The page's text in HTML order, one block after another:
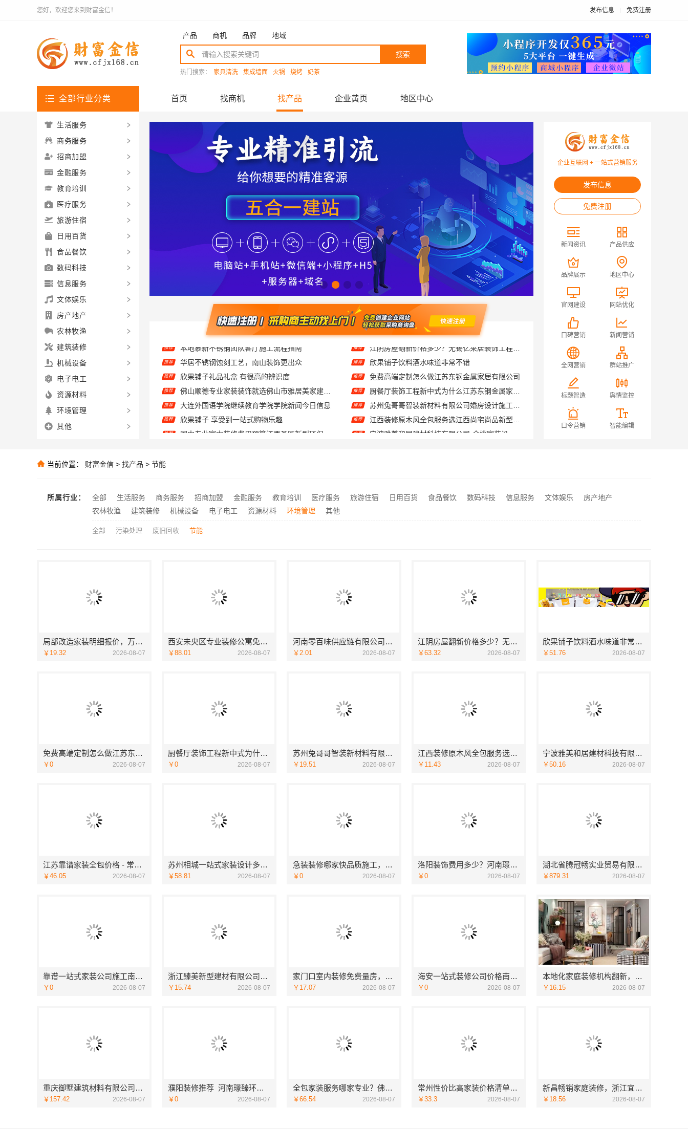
您好，欢迎您来到财富金信！ 发布信息 免费注册
产品 商机 品牌 地域
搜索
热门搜索： 家具清洗 集成墙面 火锅 烧烤 奶茶
全部行业分类 首页 找商机 找产品 企业黄页 地区中心
推荐 华居不锈钢蚀刻工艺，南山装饰更出众
推荐 欣果铺子礼品礼盒 有很高的辨识度
推荐
推荐 大连外国语学院继续教育学院学院新闻今日信息
推荐 欣果铺子 享受到一站式购物乐趣
推荐 国内专业室内装修费用预算江西圣匠新型环保
推荐 湖南美学筑家建材：0增项闭口合同局部改造专家
推荐
慕新不锈钢全案设计卫生间304材质
推荐 本地慕新不锈钢团队客厅施工流程指南
推荐 欣果铺子饮料酒水味道非常不错
推荐 免费高端定制怎么做江苏东钢金属家居有限公司
推荐 厨餐厅装饰工程新中式为什么江苏东钢金属家居有限公司
推荐 苏州兔哥哥智装新材料有限公司婚房设计施工一体化
推荐 江西装修原木风全包服务选江西尚宅尚品新型环保材料有限公司
推荐 宁波雅美和居建材科技有限公司-余姚家装设计到店咨询
推荐 慕新不锈钢全案卫生间304材质
河南零百味供应链有限公司社区整店输出量贩零食适配全场景
企业互联网 + 一站式营销服务
发布信息
免费注册
新闻资讯 产品供应
品牌展示 地区中心
官网建设 网站优化
口碑营销 新闻营销
全网营销 群站推广
标题智造 舆情监控
口令营销 智能编辑
生活服务
商务服务
招商加盟
金融服务
教育培训
医疗服务
旅游住宿
日用百货
食品餐饮
数码科技
信息服务
文体娱乐
房产地产
农林牧渔
建筑装修
机械设备
电子电工
资源材料
环境管理
其他
当前位置： 财富金信 > 找产品 > 节能
所属行业： 全部 生活服务 商务服务 招商加盟 金融服务 教育培训 医疗服务 旅游住宿 日用百货 食品餐饮 数码科技 信息服务 文体娱乐
房产地产
农林牧渔
建筑装修 机械设备 电子电工 资源材料 环境管理 其他
全部 污染处理 废旧回收 节能
局部改造家装明细报价，万赢饰家新型建筑材料有限公司精准核算
￥19.32 2026-08-07
西安未央区专业装修公寓免费量房居安天成
￥88.01 2026-08-07
河南零百味供应链有限公司社区整店输出量贩零食适配全场景
￥2.01 2026-08-07
江阴房屋翻新价格多少？无锡亿莱居装饰工程材料有限公司全流程品控
￥63.32 2026-08-07
欣果铺子饮料酒水味道非常不错
￥51.76 2026-08-07
免费高端定制怎么做江苏东钢金属家居有限公司
￥0 2026-08-07
厨餐厅装饰工程新中式为什么江苏东钢金属家居有限公司
￥0 2026-08-07
苏州兔哥哥智装新材料有限公司婚房设计施工一体化
￥19.51 2026-08-07
江西装修原木风全包服务选江西尚宅尚品新型环保材料有限公司
￥11.43 2026-08-07
宁波雅美和居建材科技有限公司-余姚家装设计到店咨询
￥50.16 2026-08-07
江苏靠谱家装全包价格 - 常州宜居佳装饰
￥46.05 2026-08-07
苏州相城一站式家装设计多少钱拎包入住苏州百年豪庭新材料有限公司
￥58.81 2026-08-07
急装装修哪家快品质施工，同城快装省心
￥0 2026-08-07
洛阳装饰费用多少？河南璟臻环保建材有限公司透明报价
￥0 2026-08-07
湖北省腾冠畅实业贸易有限公司：专业轮胎批发平台解决方案
￥879.31 2026-08-07
靠谱一站式家装公司施工南通宏域全宅装饰建材有限公司
￥0 2026-08-07
浙江臻美新型建材有限公司：正规装修质保学区房
￥15.74 2026-08-07
家门口室内装修免费量房，浙江宜美嘉装饰贴心服务
￥17.07 2026-08-07
海安一站式装修公司价格南通宏域全宅装饰建材有限公司预算
￥0 2026-08-07
本地化家庭装修机构翻新，嘉兴绿色之家建材科技有限公司
￥16.15 2026-08-07
重庆御墅建筑材料有限公司：本地别墅建造优惠活动抗震防风
￥157.42 2026-08-07
濮阳装修推荐_河南璟臻环保建材有限公司本土深耕全流程一体化服务
￥0 2026-08-07
全包家装服务哪家专业？佛山市雅居美家装饰源头工厂直供服务
￥66.54 2026-08-07
常州性价比高家装价格清单，常州宜居佳装饰工程有限公司为您透明报价
￥33.3 2026-08-07
新昌畅销家庭装修，浙江宜美嘉本地服务口碑佳
￥18.56 2026-08-07